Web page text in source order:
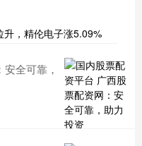
，精伦电子涨5.09%
全可靠，